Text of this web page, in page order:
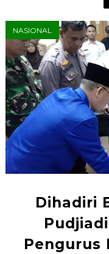
NASIONAL
Dihadiri
Pengurus